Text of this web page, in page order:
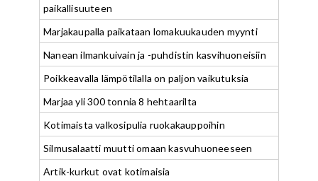
paikallisuuteen
Marjakaupalla paikataan lomakuukauden myynti
Nanean ilmankuivain ja -puhdistin kasvihuoneisiin
Poikkeavalla lämpötilalla on paljon vaikutuksia
Marjaa yli 300 tonnia 8 hehtaarilta
Kotimaista valkosipulia ruokakauppoihin
Silmusalaatti muutti omaan kasvuhuoneeseen
Artik-kurkut ovat kotimaisia